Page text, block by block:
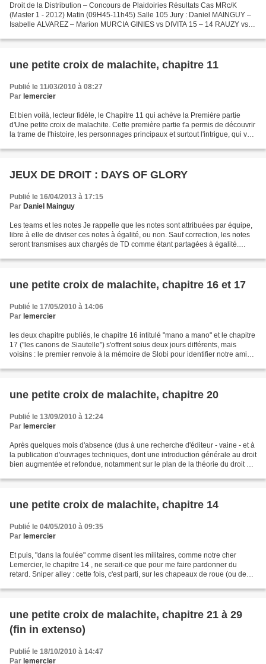
Droit de la Distribution – Concours de Plaidoiries Résultats Cas MRc/K
(Master 1 - 2012) Matin (09H45-11h45) Salle 105 Jury : Daniel MAINGUY –
Isabelle ALVAREZ – Marion MURCIA GINIES vs DIVITA 15 – 14 RAUZY vs
une petite croix de malachite, chapitre 11
Publié le 11/03/2010 à 08:27
Par lemercier
Et bien voilà, lecteur fidèle, le Chapitre 11 qui achève la Première partie
d'Une petite croix de malachite. Cette première partie t'a permis de découvrir
la trame de l'histoire, les personnages principaux et surtout l'intrigue, qui va
JEUX DE DROIT : DAYS OF GLORY
Publié le 16/04/2013 à 17:15
Par Daniel Mainguy
Les teams et les notes Je rappelle que les notes sont attribuées par équipe,
libre à elle de diviser ces notes à égalité, ou non. Sauf correction, les notes
seront transmises aux chargés de TD comme étant partagées à égalité.
une petite croix de malachite, chapitre 16 et 17
Publié le 17/05/2010 à 14:06
Par lemercier
les deux chapitre publiés, le chapitre 16 intitulé "mano a mano" et le chapitre
17 ("les canons de Siautelle") s'offrent soius deux jours différents, mais
voisins : le premier renvoie à la mémoire de Slobi pour identifier notre ami
une petite croix de malachite, chapitre 20
Publié le 13/09/2010 à 12:24
Par lemercier
Après quelques mois d'absence (dus à une recherche d'éditeur - vaine - et à
la publication d'ouvrages techniques, dont une introduction générale au droit
bien augmentée et refondue, notamment sur le plan de la théorie du droit et
une petite croix de malachite, chapitre 14
Publié le 04/05/2010 à 09:35
Par lemercier
Et puis, "dans la foulée" comme disent les militaires, comme notre cher
Lemercier, le chapitre 14 , ne serait-ce que pour me faire pardonner du
retard. Sniper alley : cette fois, c'est parti, sur les chapeaux de roue (ou de
une petite croix de malachite, chapitre 21 à 29
(fin in extenso)
Publié le 18/10/2010 à 14:47
Par lemercier